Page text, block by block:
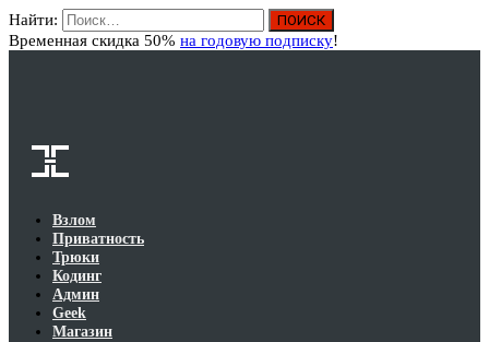
Найти:
Временная скидка 50% на годовую подписку!
Взлом
Приватность
Трюки
Кодинг
Админ
Geek
Магазин